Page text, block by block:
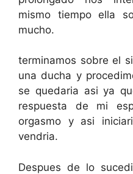
mismo tiempo ella
mucho.
terminamos sobre el
una ducha y
se quedaria asi ya
respuesta de mi
orgasmo y asi
vendria.
Despues de lo